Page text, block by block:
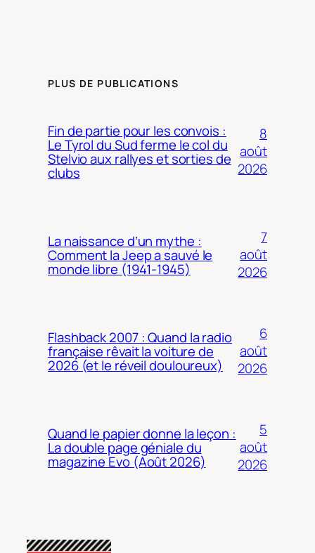
PLUS DE PUBLICATIONS
Fin de partie pour les convois :
Le Tyrol du Sud ferme le col du
Stelvio aux rallyes et sorties de
clubs
8
août
2026
La naissance d’un mythe :
Comment la Jeep a sauvé le
monde libre (1941-1945)
7
août
2026
Flashback 2007 : Quand la radio
française rêvait la voiture de
2026 (et le réveil douloureux)
6
août
2026
Quand le papier donne la leçon :
La double page géniale du
magazine Evo (Août 2026)
5
août
2026